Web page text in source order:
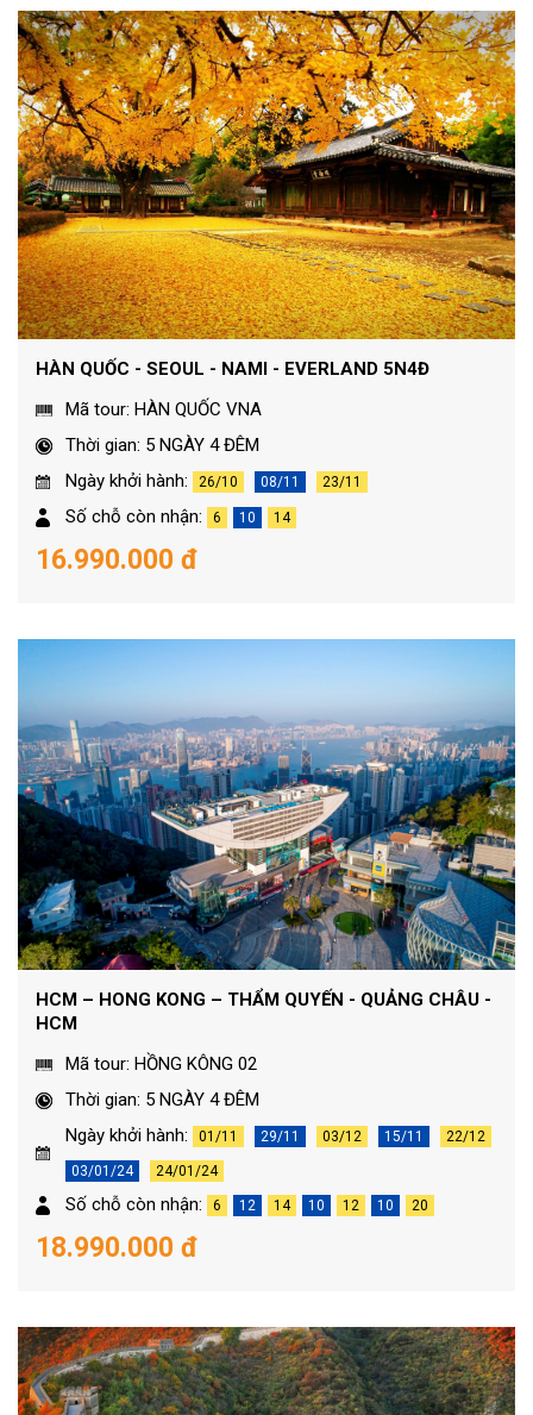
HÀN QUỐC - SEOUL - NAMI - EVERLAND 5N4Đ
Mã tour: HÀN QUỐC VNA
Thời gian: 5 NGÀY 4 ĐÊM
Ngày khởi hành:
26/10 08/11 23/11
Số chỗ còn nhận: 6 10 14
16.990.000 đ
HCM – HONG KONG – THẨM QUYẾN - QUẢNG CHÂU -
HCM
Mã tour: HỒNG KÔNG 02
Thời gian: 5 NGÀY 4 ĐÊM
Ngày khởi hành:
01/11 29/11 03/12 15/11 22/12
03/01/24 24/01/24
Số chỗ còn nhận: 6 12 14 10 12 10 20
18.990.000 đ